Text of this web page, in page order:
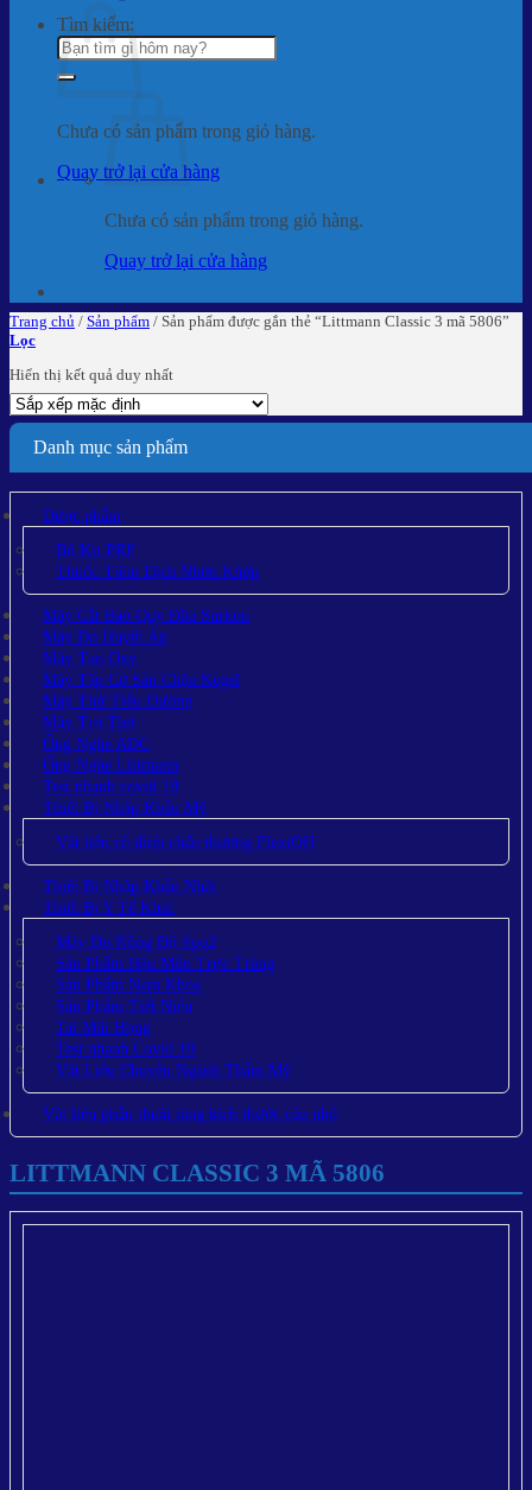
Chưa có sản phẩm trong giỏ hàng.
Quay trở lại cửa hàng
Tìm kiếm:
Chưa có sản phẩm trong giỏ hàng.
Quay trở lại cửa hàng
Trang chủ / Sản phẩm / Sản phẩm được gắn thẻ “Littmann Classic 3 mã 5806”
Lọc
Hiển thị kết quả duy nhất
Danh mục sản phẩm
Dược phẩm
Bộ Kit PRP
Thuốc Tiêm Dịch Nhờn Khớp
Máy Cắt Bao Quy Đầu Surkon
Máy Đo Huyết Áp
Máy Tạo Oxy
Máy Tập Cơ Sàn Chậu Kegel
Máy Thử Tiểu Đường
Máy Trợ Thở
Ống Nghe ADC
Ống Nghe Littmann
Test nhanh covid 19
Thiết Bị Nhập Khẩu Mỹ
Vật liệu cố định chấn thương FlexiOH
Thiết Bị Nhập Khẩu Nhật
Thiết Bị Y Tế Khác
Máy Đo Nồng Độ Spo2
Sản Phẩm Hậu Môn Trực Tràng
Sản Phẩm Nam Khoa
Sản Phẩm Tiết Niệu
Tai Mũi Họng
Test nhanh Covid 19
Vật Liệu Chuyên Ngành Thẩm Mỹ
Vật liệu phẫu thuật tăng kích thước cậu nhỏ
LITTMANN CLASSIC 3 MÃ 5806